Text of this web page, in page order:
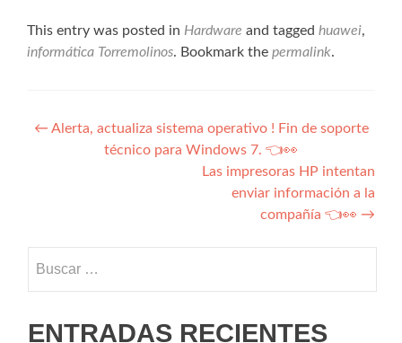
This entry was posted in Hardware and tagged huawei,
informática Torremolinos. Bookmark the permalink.
Navegación
← Alerta, actualiza sistema operativo ! Fin de soporte
técnico para Windows 7. 👈👀
Las impresoras HP intentan
enviar información a la
compañía 👈👀 →
ENTRADAS RECIENTES